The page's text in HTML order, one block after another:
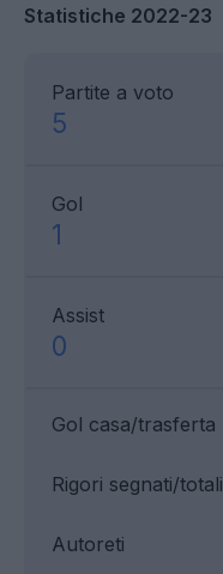
Statistiche 2022-23
Partite a voto
5
Gol
1
Assist
0
Gol casa/trasferta
Rigori segnati/totali
Autoreti